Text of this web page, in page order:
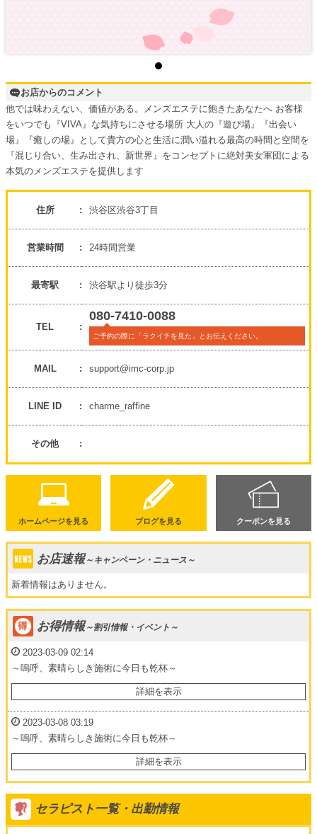
お店からのコメント
他では味わえない、価値がある。メンズエステに飽きたあなたへ お客様
をいつでも『VIVA』な気持ちにさせる場所 大人の『遊び場』『出会い
場』『癒しの場』として貴方の心と生活に潤い溢れる最高の時間と空間を
『混じり合い、生み出され、新世界』をコンセプトに絶対美女軍団による
本気のメンズエステを提供します
住所 渋谷区渋谷3丁目
営業時間 24時間営業
最寄駅 渋谷駅より徒歩3分
TEL
080-7410-0088
ご予約の際に「ラクイチを見た」とお伝えください。
MAIL support@imc-corp.jp
LINE ID charme_raffine
その他
ホームページを見る ブログを見る クーポンを見る
お店速報～キャンペーン・ニュース～
新着情報はありません。
お得情報～割引情報・イベント～
2023-03-09 02:14
～嗚呼、素晴らしき施術に今日も乾杯～
▼▼▼▼▼▼▼▼▼▼
詳細を表示
2023-03-08 03:19
～嗚呼、素晴らしき施術に今日も乾杯～
▼▼▼▼▼▼▼▼▼▼
詳細を表示
セラピスト一覧・出勤情報